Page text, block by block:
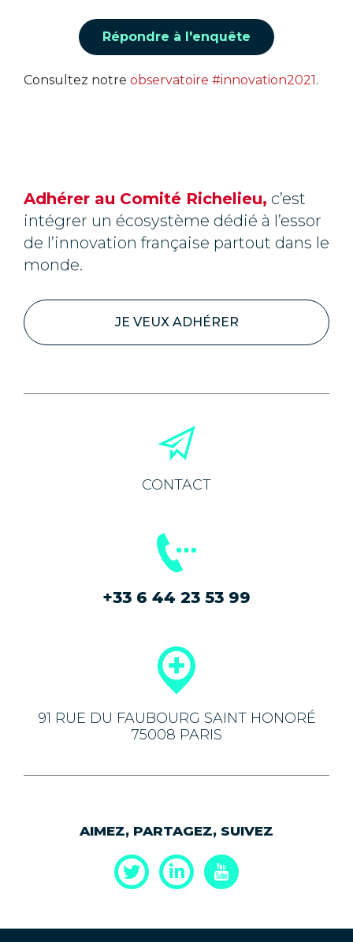
Répondre à l'enquête
Consultez notre observatoire #innovation2021.
Adhérer au Comité Richelieu, c’est
intégrer un écosystème dédié à l’essor
de l’innovation française partout dans le
monde.
JE VEUX ADHÉRER
CONTACT
+33 6 44 23 53 99
91 RUE DU FAUBOURG SAINT HONORÉ
75008 PARIS
AIMEZ, PARTAGEZ, SUIVEZ